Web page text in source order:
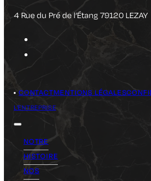
4 Rue du Pré de l’Étang 79120 LEZAY
L'ENTREPRISE
NOTRE
HISTOIRE
NOS
CONTACTMENTIONS LÉGALES